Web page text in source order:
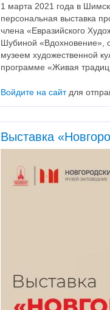
1 марта 2021 года в
персональная выставка
члена «Евразийского
Шубиной «Вдохновение»,
музеем художественной
программе «Живая
Войдите на сайтдля
Выставка